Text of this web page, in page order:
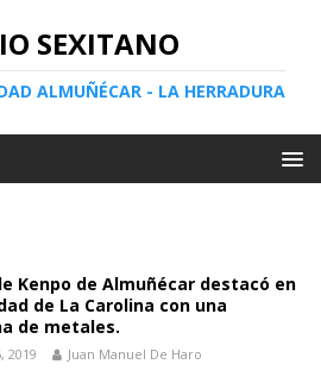
SEXITANO
ALMUÑÉCAR - LA HERRADURA
Kenpo de Almuñécar destacó en
de La Carolina con una
de metales.
2019 Juan Manuel De Haro